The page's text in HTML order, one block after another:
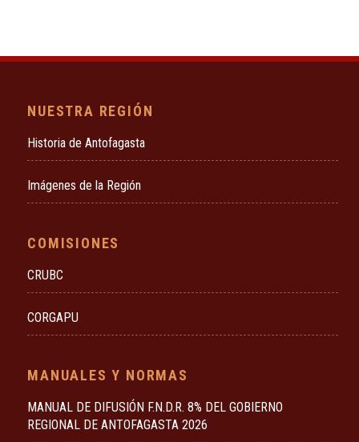
NUESTRA REGIÓN
Historia de Antofagasta
Imágenes de la Región
COMISIONES
CRUBC
CORGAPU
MANUALES Y NORMAS
MANUAL DE DIFUSIÓN F.N.D.R. 8% DEL GOBIERNO
REGIONAL DE ANTOFAGASTA 2026